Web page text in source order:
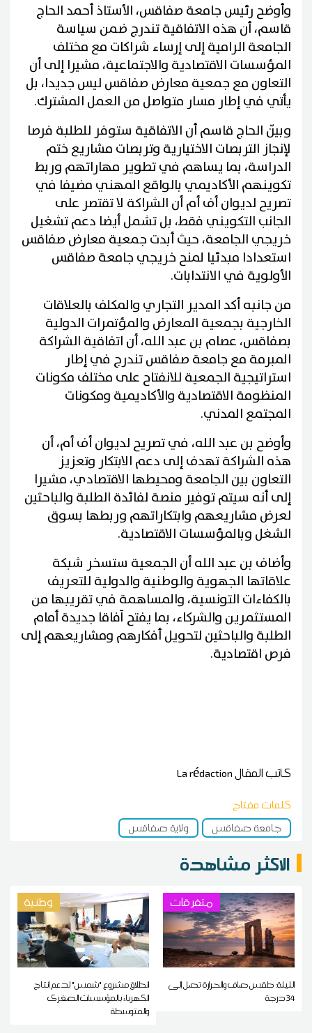
وأوضح رئيس جامعة صفاقس، الأستاذ أحمد الحاج
قاسم، أن هذه الاتفاقية تندرج ضمن سياسة
الجامعة الرامية إلى إرساء شراكات مع مختلف
المؤسسات الاقتصادية والاجتماعية، مشيرا إلى أن
التعاون مع جمعية معارض صفاقس ليس جديدا، بل
يأتي في إطار مسار متواصل من العمل المشترك.
وبيّن الحاج قاسم أن الاتفاقية ستوفر للطلبة فرصا
لإنجاز التربصات الاختيارية وتربصات مشاريع ختم
الدراسة، بما يساهم في تطوير مهاراتهم وربط
تكوينهم الأكاديمي بالواقع المهني مضيفا في
تصريح لديوان أف أم أن الشراكة لا تقتصر على
الجانب التكويني فقط، بل تشمل أيضا دعم تشغيل
خريجي الجامعة، حيث أبدت جمعية معارض صفاقس
استعدادا مبدئيا لمنح خريجي جامعة صفاقس
الأولوية في الانتدابات.
من جانبه أكد المدير التجاري والمكلف بالعلاقات
الخارجية بجمعية المعارض والمؤتمرات الدولية
بصفاقس، عصام بن عبد الله، أن اتفاقية الشراكة
المبرمة مع جامعة صفاقس تندرج في إطار
استراتيجية الجمعية للانفتاح على مختلف مكونات
المنظومة الاقتصادية والأكاديمية ومكونات
المجتمع المدني.
وأوضح بن عبد الله، في تصريح لديوان أف أم، أن
هذه الشراكة تهدف إلى دعم الابتكار وتعزيز
التعاون بين الجامعة ومحيطها الاقتصادي، مشيرا
إلى أنه سيتم توفير منصة لفائدة الطلبة والباحثين
لعرض مشاريعهم وابتكاراتهم وربطها بسوق
الشغل وبالمؤسسات الاقتصادية.
وأضاف بن عبد الله أن الجمعية ستسخر شبكة
علاقاتها الجهوية والوطنية والدولية للتعريف
بالكفاءات التونسية، والمساهمة في تقريبها من
المستثمرين والشركاء، بما يفتح آفاقا جديدة أمام
الطلبة والباحثين لتحويل أفكارهم ومشاريعهم إلى
فرص اقتصادية.
كاتب المقالLa rédaction
كلمات مفتاح
جامعة صفاقس
ولاية صفاقس
الاكثر مشاهدة
متفرقات
الليلة: طقس صاف والحرارة تصل إلى
34 درجة
وطنية
انطلاق مشروع "شمس" لدعم إنتاج
الكهرباء بالمؤسسات الصغرى
والمتوسطة